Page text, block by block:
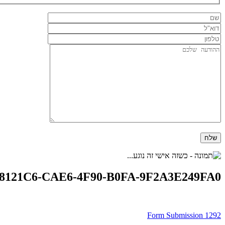
CAE6-4F90-B0FA-9F2A3E249FA0
ניווט
Form Submission 1292